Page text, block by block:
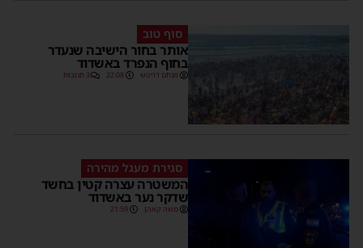
סוף טוב
אותר בחור הישיבה שנעדר
בחוף הנפרד באשדוד
מנחם דויטש 22:08 3 תגובות
סגירת מעגל מהירה
המשטרה עצרה קטין בחשד
שדקר נער באשדוד
משה קאהן 21:59